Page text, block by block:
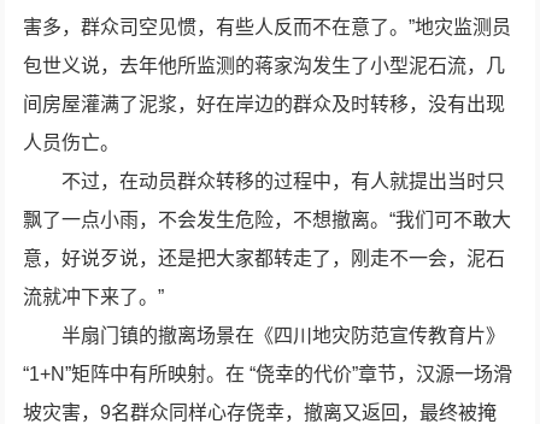
害多，群众司空见惯，有些人反而不在意了。”地灾监测员
包世义说，去年他所监测的蒋家沟发生了小型泥石流，几
间房屋灌满了泥浆，好在岸边的群众及时转移，没有出现
人员伤亡。
不过，在动员群众转移的过程中，有人就提出当时只
飘了一点小雨，不会发生危险，不想撤离。“我们可不敢大
意，好说歹说，还是把大家都转走了，刚走不一会，泥石
流就冲下来了。”
半扇门镇的撤离场景在《四川地灾防范宣传教育片》
“1+N”矩阵中有所映射。在 “侥幸的代价”章节，汉源一场滑
坡灾害，9名群众同样心存侥幸，撤离又返回，最终被掩